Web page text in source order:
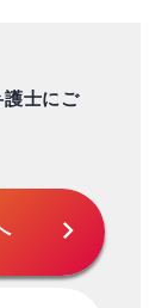
士にご
chevron_right